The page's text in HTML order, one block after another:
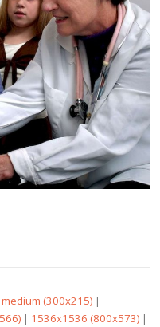
medium (300x215) |
| 1536x1536 (800x573) |